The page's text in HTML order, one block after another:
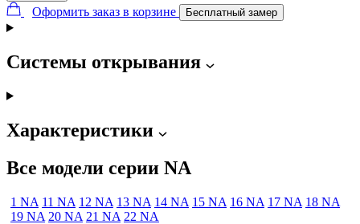
Оформить заказ в корзине Бесплатный замер
Системы открывания
Характеристики
Все модели серии NA
1 NA 11 NA 12 NA 13 NA 14 NA 15 NA 16 NA 17 NA 18 NA
19 NA 20 NA 21 NA 22 NA